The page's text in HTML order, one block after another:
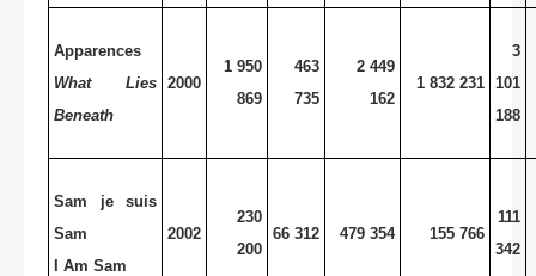
Apparences
What Lies
Beneath
2000
1 950
869
463
735
2 449
162
1 832 231
3
101
188
Sam je suis
Sam
I Am Sam
2002
230
200
66 312 479 354 155 766
111
342